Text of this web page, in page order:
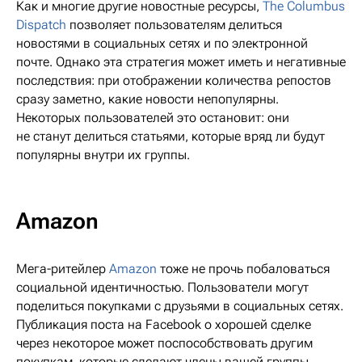
Как и многие другие новостные ресурсы, The Columbus
Dispatch позволяет пользователям делиться
новостями в социальных сетях и по электронной
почте. Однако эта стратегия может иметь и негативные
последствия: при отображении количества репостов
сразу заметно, какие новости непопулярны.
Некоторых пользователей это остановит: они
не станут делиться статьями, которые вряд ли будут
популярны внутри их группы.
Amazon
Мега-ритейлер Amazon тоже не прочь побаловаться
социальной идентичностью. Пользователи могут
поделиться покупками с друзьями в социальных сетях.
Публикация поста на Facebook о хорошей сделке
через некоторое может поспособствовать другим